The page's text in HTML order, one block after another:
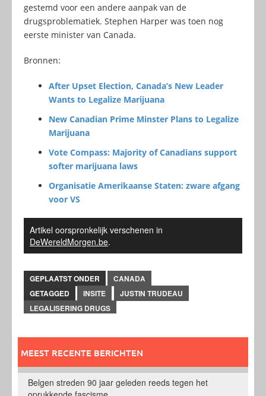
gestemd voor een andere aanpak van de
drugsproblematiek. Stephen Harper was toen nog
eerste minister van Canada.
Bronnen:
After Upset Election, Canada’s New Leader
Wants to Legalize Marijuana
New Canadian Prime Minster Plans to Legalize
Marijuana
Vote Compass: Majority of Canadians support
softer marijuana laws
Organisatie Amerikaanse Staten: zware afgang
voor VS
Artikel oorspronkelijk verschenen in
DeWereldMorgen.be.
GEPLAATST ONDER
CANADA
GETAGGED
INSITE
JUSTIN TRUDEAU
LEGALISERING DRUGS
MEEST RECENTE BERICHTEN
Belgen streden 90 jaar geleden reeds tegen het